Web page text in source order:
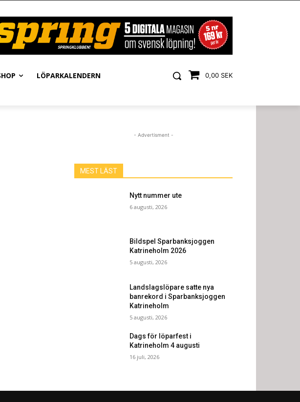
0,00 SEK
LÖPARKALENDERN
- Advertisment -
MEST LÄST
Nytt nummer ute
6 augusti, 2026
Bildspel Sparbanksjoggen
Katrineholm 2026
5 augusti, 2026
Landslagslöpare satte nya
banrekord i Sparbanksjoggen
Katrineholm
5 augusti, 2026
Dags för löparfest i
Katrineholm 4 augusti
16 juli, 2026